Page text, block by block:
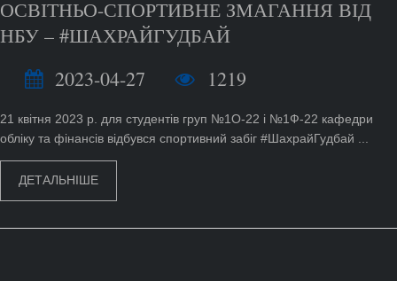
ОСВІТНЬО-СПОРТИВНЕ ЗМАГАННЯ ВІД
НБУ – #ШАХРАЙГУДБАЙ
2023-04-27
1219
21 квітня 2023 р. для студентів груп №1О-22 і №1Ф-22 кафедри
обліку та фінансів відбувся спортивний забіг #ШахрайГудбай ...
ДЕТАЛЬНІШЕ